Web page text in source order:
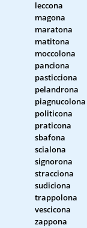
leccona
magona
maratona
matitona
moccolona
panciona
pasticciona
pelandrona
piagnucolona
politicona
praticona
sbafona
scialona
signorona
stracciona
sudiciona
trappolona
vescicona
zappona